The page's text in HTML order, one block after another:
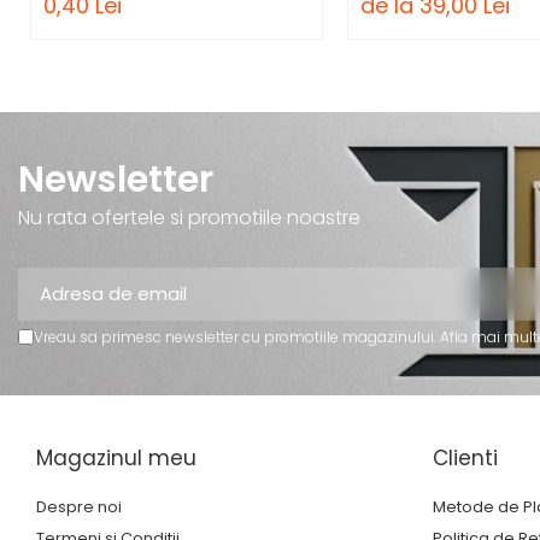
Trofee Personalizate
Columbofili
Newsletter
Nu rata ofertele si promotiile noastre
Vreau sa primesc newsletter cu promotiile magazinului. Afla mai
Magazinul meu
Despre noi
Clienti
Metode de